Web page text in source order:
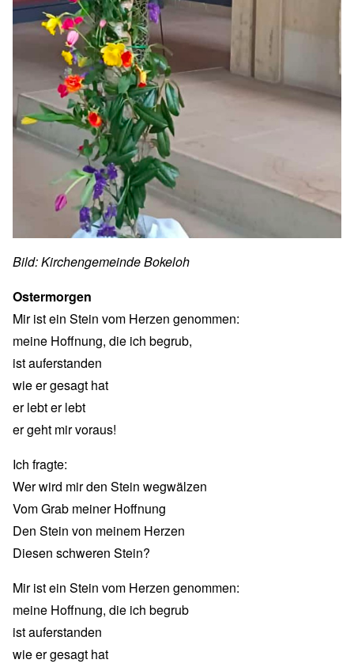
Bild: Kirchengemeinde Bokeloh
Ostermorgen
Mir ist ein Stein vom Herzen genommen:
meine Hoffnung, die ich begrub,
ist auferstanden
wie er gesagt hat
er lebt er lebt
er geht mir voraus!
Ich fragte:
Wer wird mir den Stein wegwälzen
Vom Grab meiner Hoffnung
Den Stein von meinem Herzen
Diesen schweren Stein?
Mir ist ein Stein vom Herzen genommen:
meine Hoffnung, die ich begrub
ist auferstanden
wie er gesagt hat